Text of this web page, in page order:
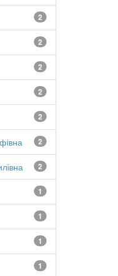
2
2
2
2
2
2
2
1
1
1
1